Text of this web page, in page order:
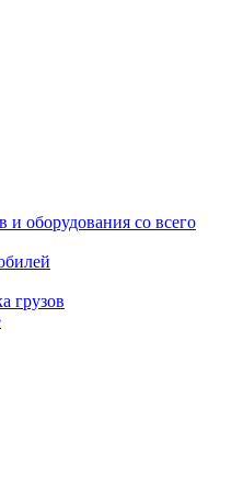
и оборудования со всего
грузов